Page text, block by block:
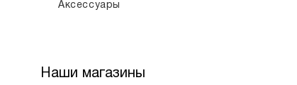
Аксессуары
Наши магазины